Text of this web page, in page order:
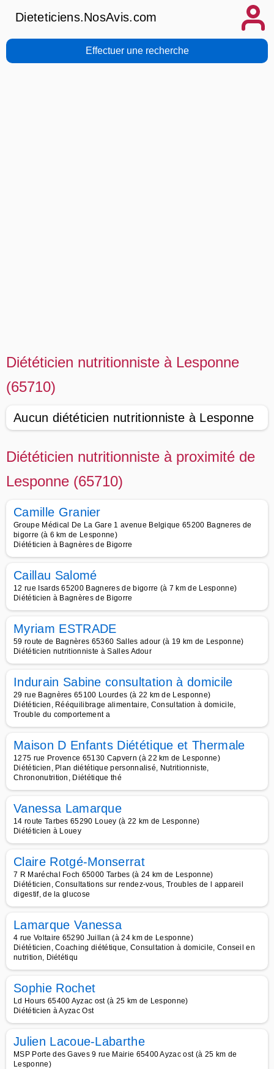
Dieteticiens.NosAvis.com
Effectuer une recherche
Diététicien nutritionniste à Lesponne
(65710)
Aucun diététicien nutritionniste à Lesponne
Diététicien nutritionniste à proximité de
Lesponne (65710)
Camille Granier
Groupe Médical De La Gare 1 avenue Belgique 65200 Bagneres de
bigorre (à 6 km de Lesponne)
Diététicien à Bagnères de Bigorre
Caillau Salomé
12 rue Isards 65200 Bagneres de bigorre (à 7 km de Lesponne)
Diététicien à Bagnères de Bigorre
Myriam ESTRADE
59 route de Bagnères 65360 Salles adour (à 19 km de Lesponne)
Diététicien nutritionniste à Salles Adour
Indurain Sabine consultation à domicile
29 rue Bagnères 65100 Lourdes (à 22 km de Lesponne)
Diététicien, Rééquilibrage alimentaire, Consultation à domicile,
Trouble du comportement a
Maison D Enfants Diététique et Thermale
1275 rue Provence 65130 Capvern (à 22 km de Lesponne)
Diététicien, Plan diététique personnalisé, Nutritionniste,
Chrononutrition, Diététique thé
Vanessa Lamarque
14 route Tarbes 65290 Louey (à 22 km de Lesponne)
Diététicien à Louey
Claire Rotgé-Monserrat
7 R Maréchal Foch 65000 Tarbes (à 24 km de Lesponne)
Diététicien, Consultations sur rendez-vous, Troubles de l appareil
digestif, de la glucose
Lamarque Vanessa
4 rue Voltaire 65290 Juillan (à 24 km de Lesponne)
Diététicien, Coaching diététique, Consultation à domicile, Conseil en
nutrition, Diététiqu
Sophie Rochet
Ld Hours 65400 Ayzac ost (à 25 km de Lesponne)
Diététicien à Ayzac Ost
Julien Lacoue-Labarthe
MSP Porte des Gaves 9 rue Mairie 65400 Ayzac ost (à 25 km de
Lesponne)